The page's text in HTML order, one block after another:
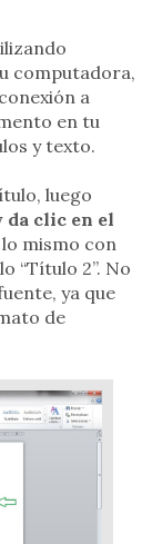
computadora,
a
en tu
y texto.
luego
da clic en el
mismo con
“Título 2”. No
ya que
de